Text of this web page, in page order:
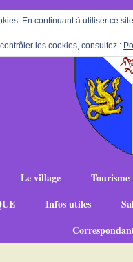
Le village Tourisme
Infos utiles
En continuant à utiliser ce
les cookies, consultez :